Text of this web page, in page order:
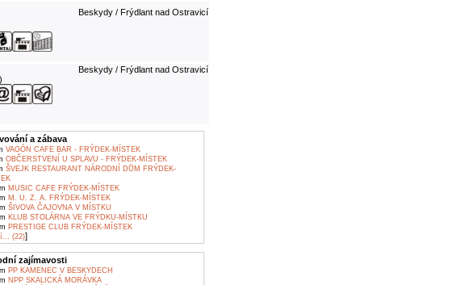
Beskydy / Frýdlant nad Ostravicí
Beskydy / Frýdlant nad Ostravicí
a zábava
VAGÓN CAFE BAR - FRÝDEK-MÍSTEK
OBČERSTVENÍ U SPLAVU - FRÝDEK-MÍSTEK
ŠVEJK RESTAURANT NÁRODNÍ DŮM FRÝDEK-
MUSIC CAFE FRÝDEK-MÍSTEK
M. U. Z. A. FRÝDEK-MÍSTEK
ŠIVOVA ČAJOVNA V MÍSTKU
KLUB STOLÁRNA VE FRÝDKU-MÍSTKU
PRESTIGE CLUB FRÝDEK-MÍSTEK
(22)]
zajímavosti
PP KAMENEC V BESKYDECH
NPP SKALICKÁ MORÁVKA